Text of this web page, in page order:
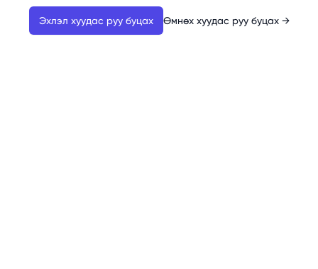
Эхлэл хуудас руу буцах Өмнөх хуудас руу буцах →